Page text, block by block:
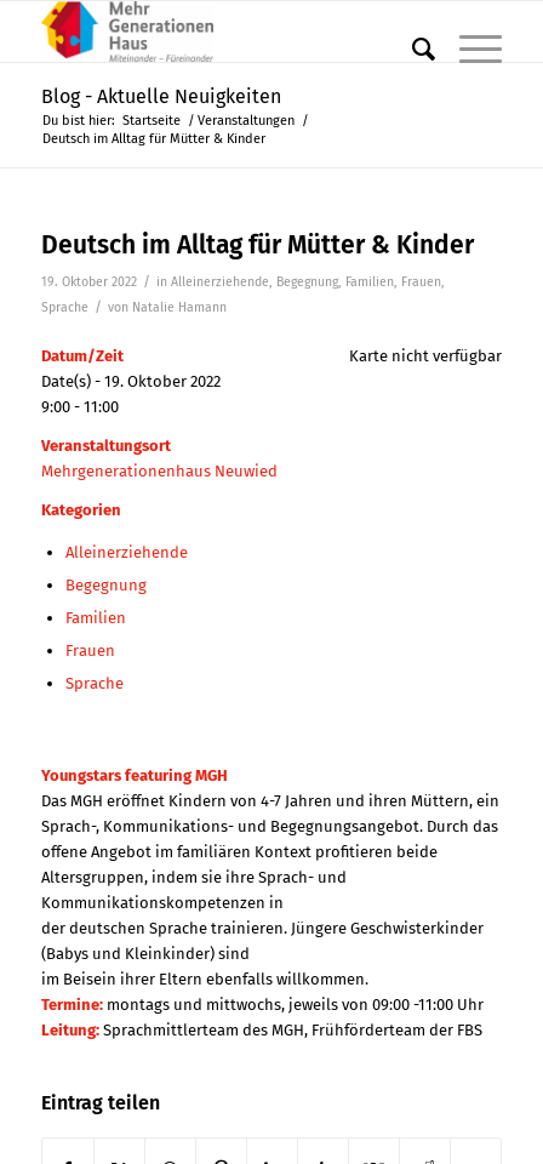
Blog - Aktuelle Neuigkeiten
Du bist hier: Startseite / Veranstaltungen /
Deutsch im Alltag für Mütter & Kinder
Deutsch im Alltag für Mütter & Kinder
19. Oktober 2022 / in Alleinerziehende, Begegnung, Familien, Frauen,
Sprache / von Natalie Hamann
Karte nicht verfügbar
Datum/Zeit
Date(s) - 19. Oktober 2022
9:00 - 11:00
Veranstaltungsort
Mehrgenerationenhaus Neuwied
Kategorien
Alleinerziehende
Begegnung
Familien
Frauen
Sprache
Youngstars featuring MGH
Das MGH eröffnet Kindern von 4-7 Jahren und ihren Müttern, ein
Sprach-, Kommunikations- und Begegnungsangebot. Durch das
offene Angebot im familiären Kontext profitieren beide
Altersgruppen, indem sie ihre Sprach- und
Kommunikationskompetenzen in
der deutschen Sprache trainieren. Jüngere Geschwisterkinder
(Babys und Kleinkinder) sind
im Beisein ihrer Eltern ebenfalls willkommen.
Termine:montags und mittwochs, jeweils von 09:00 -11:00 Uhr
Leitung:Sprachmittlerteam des MGH, Frühförderteam der FBS
Eintrag teilen